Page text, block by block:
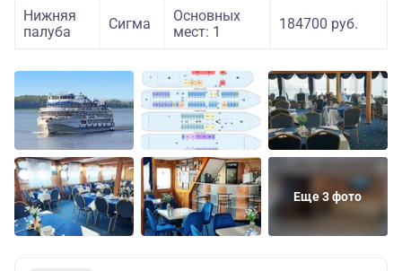
Нижняя
палуба
Сигма
Основных
мест: 1
184700 руб.
Еще 3 фото